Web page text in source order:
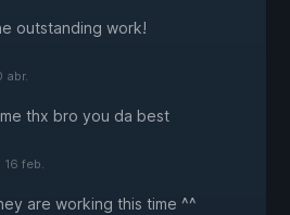
outstanding work!
abr.
thx bro you da best
16 feb.
are working this time ^^